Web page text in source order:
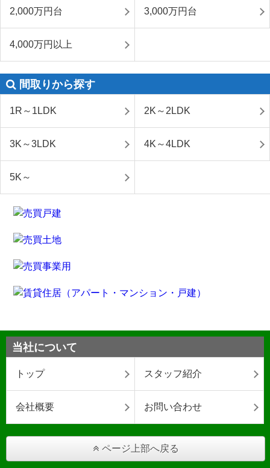
2,000万円台 3,000万円台
4,000万円以上
間取りから探す
1R～1LDK 2K～2LDK
3K～3LDK 4K～4LDK
5K～
当社について
トップ スタッフ紹介
会社概要 お問い合わせ
ページ上部へ戻る